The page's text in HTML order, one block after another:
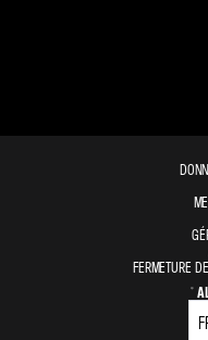
FERMETURE
©